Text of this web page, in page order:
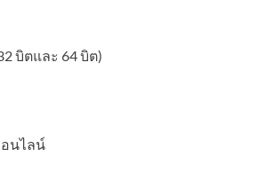
บิตและ 64 บิต)
นไลน์